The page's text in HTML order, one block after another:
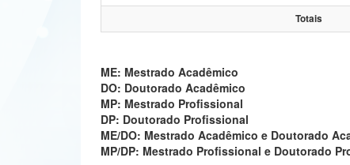
Totais
ME: Mestrado Acadêmico
DO: Doutorado Acadêmico
MP: Mestrado Profissional
DP: Doutorado Profissional
ME/DO: Mestrado Acadêmico e Doutorado
MP/DP: Mestrado Profissional e Doutorado